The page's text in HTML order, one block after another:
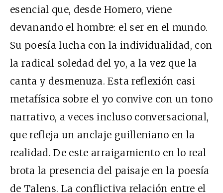
esencial que, desde Homero, viene
devanando el hombre: el ser en el mundo.
Su poesía lucha con la individualidad, con
la radical soledad del yo, a la vez que la
canta y desmenuza. Esta reflexión casi
metafísica sobre el yo convive con un tono
narrativo, a veces incluso conversacional,
que refleja un anclaje guilleniano en la
realidad. De este arraigamiento en lo real
brota la presencia del paisaje en la poesía
de Talens. La conflictiva relación entre el